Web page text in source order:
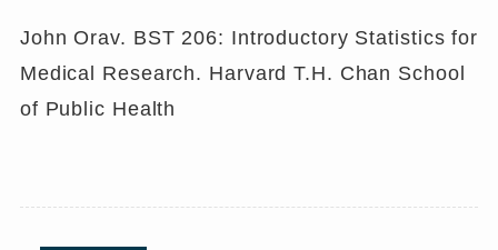
John Orav. BST 206: Introductory Statistics for
Medical Research. Harvard T.H. Chan School
of Public Health